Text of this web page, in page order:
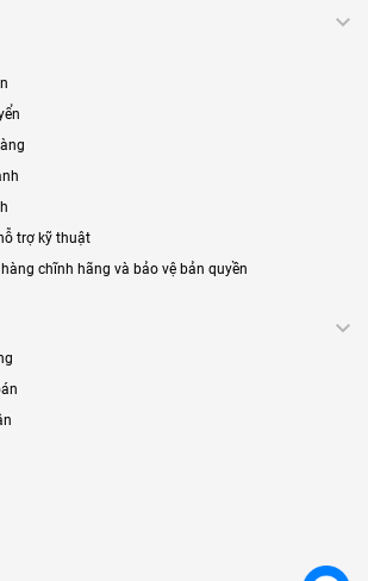
trợ kỹ thuật
chĩnh hãng và bảo vệ bản quyền